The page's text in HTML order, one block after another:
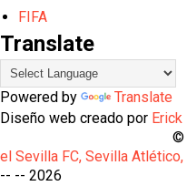
FIFA
Translate
Powered by
Translate
Diseño web creado por Erick
©
el Sevilla FC, Sevilla
-- -- 2026